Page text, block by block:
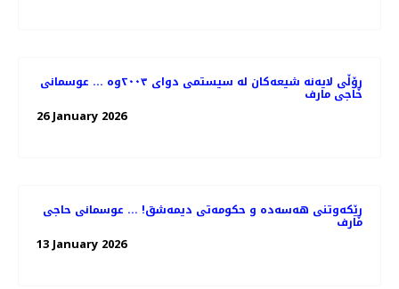
ڕۆڵی لایەنە شیعەکان لە سیستمی دوای ٢٠٠٣وە ... عوسمانی
حاجی مارف
26 January 2026
ڕێکەوتنی هەسەدە و حکومەتی دیمەشق! ... عوسمانی حاجی
مارف
13 January 2026